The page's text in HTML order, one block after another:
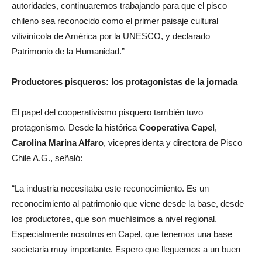
autoridades, continuaremos trabajando para que el pisco
chileno sea reconocido como el primer paisaje cultural
vitivinícola de América por la UNESCO, y declarado
Patrimonio de la Humanidad.”
Productores pisqueros: los protagonistas de la jornada
El papel del cooperativismo pisquero también tuvo
protagonismo. Desde la histórica Cooperativa Capel,
Carolina Marina Alfaro, vicepresidenta y directora de Pisco
Chile A.G., señaló:
“La industria necesitaba este reconocimiento. Es un
reconocimiento al patrimonio que viene desde la base, desde
los productores, que son muchísimos a nivel regional.
Especialmente nosotros en Capel, que tenemos una base
societaria muy importante. Espero que lleguemos a un buen